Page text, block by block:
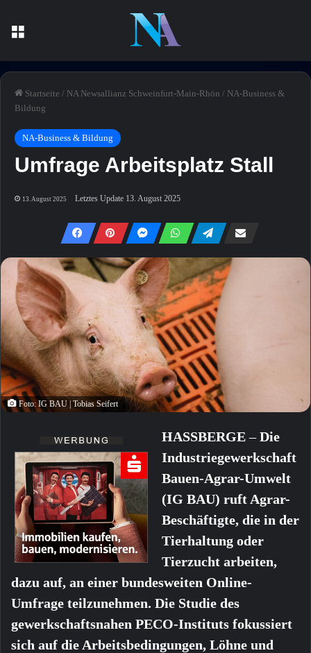
Startseite / NA Newsallianz Schweinfurt-Main-Rhön / NA-Business &
Bildung
NA-Business & Bildung
Umfrage Arbeitsplatz Stall
13. August 2025 Letztes Update 13. August 2025
Foto: IG BAU | Tobias Seifert
HASSBERGE–Die
Industriegewerkschaft
Bauen-Agrar-Umwelt
(IG BAU) ruft Agrar-
Beschäftigte, die in der
Tierhaltung oder
Tierzucht arbeiten,
dazu auf, an einer bundesweiten Online-
Umfrage teilzunehmen. Die Studie des
gewerkschaftsnahen PECO-Instituts fokussiert
sich auf die Arbeitsbedingungen, Löhne und